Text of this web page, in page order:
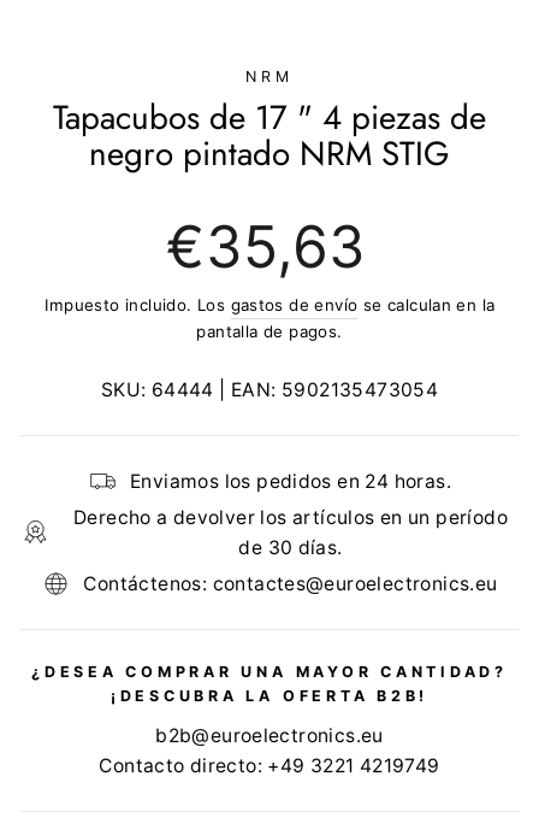
NRM
Tapacubos de 17 " 4 piezas de
negro pintado NRM STIG
regular
€35,63
Impuesto incluido. Los gastos de envío se calculan en la
pantalla de pagos.
SKU: 64444 | EAN: 5902135473054
Enviamos los pedidos en 24 horas.
Derecho a devolver los artículos en un período
de 30 días.
Contáctenos: contactes@euroelectronics.eu
¿DESEA COMPRAR UNA MAYOR CANTIDAD?
¡DESCUBRA LA OFERTA B2B!
b2b@euroelectronics.eu
Contacto directo: +49 3221 4219749